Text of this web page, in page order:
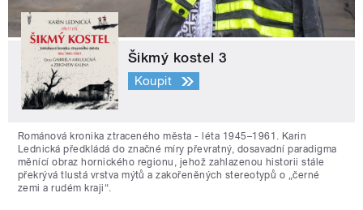
Šikmý kostel 3
Koupit
Románová kronika ztraceného města - léta 1945–1961. Karin
Lednická předkládá do značné míry převratný, dosavadní paradigma
měnící obraz hornického regionu, jehož zahlazenou historii stále
překrývá tlustá vrstva mýtů a zakořeněných stereotypů o „černé
zemi a rudém kraji“.